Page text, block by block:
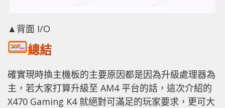
▲背面 I/O
總結
確實現時換主機板的主要原因都是因為升級處理器為
主，若大家打算升級至 AM4 平台的話，這次介紹的
X470 Gaming K4 就絕對可滿足的玩家要求，更可大